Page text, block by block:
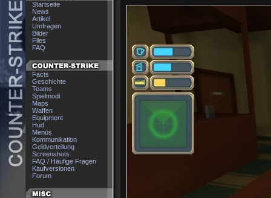
Startseite
News
Artikel
Umfragen
Bilder
Files
FAQ
Facts
Geschichte
Teams
Spielmodi
Maps
Waffen
Equipment
Hud
Menüs
Kommunikation
Geldverteilung
Screenshots
FAQ / Häufige Fragen
Kaufversionen
Forum